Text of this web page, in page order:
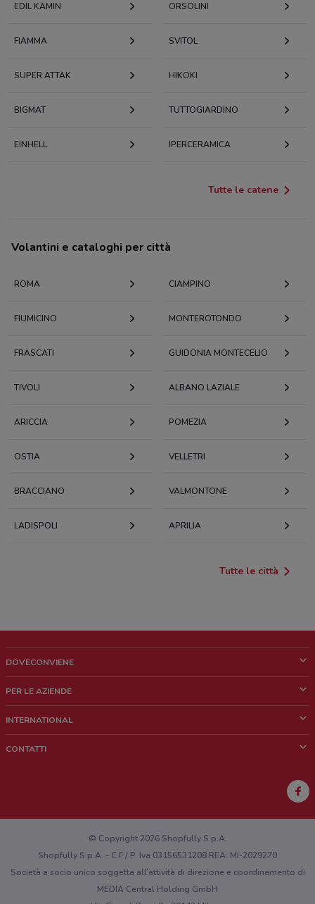
EDIL KAMIN ORSOLINI
FIAMMA SVITOL
SUPER ATTAK HIKOKI
BIGMAT TUTTOGIARDINO
EINHELL IPERCERAMICA
Tutte le catene
Volantini e cataloghi per città
ROMA CIAMPINO
FIUMICINO MONTEROTONDO
FRASCATI GUIDONIA MONTECELIO
TIVOLI ALBANO LAZIALE
ARICCIA POMEZIA
OSTIA VELLETRI
BRACCIANO VALMONTONE
LADISPOLI APRILIA
Tutte le città
DOVECONVIENE
Chi siamo
Lavora con noi
PER LE AZIENDE
Richieste commerciali e marketing
INTERNATIONAL
CONTATTI
Hai un malfunzionamento sul web o sull'app?
© Copyright 2026 Shopfully S.p.A.
Shopfully S.p.A. - C.F / P. Iva 03156531208 REA: MI-2029270
Società a socio unico soggetta all’attività di direzione e coordinamento di
MEDIA Central Holding GmbH